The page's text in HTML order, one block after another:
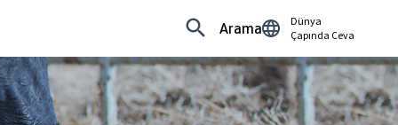
Arama
Dünya
Çapında Ceva